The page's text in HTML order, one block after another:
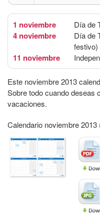
1 noviembre Día de
4 noviembre
Día de
festivo)
11 noviembre
Este noviembre 2013
Sobre todo cuando deseas
vacaciones.
Calendario noviembre